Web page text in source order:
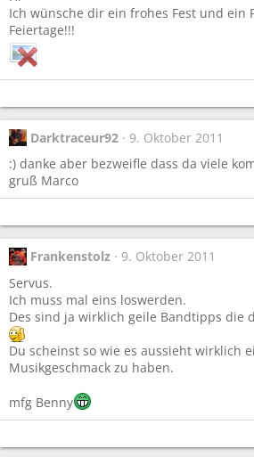
Ich wünsche dir ein frohes Fest und ein
Feiertage!!!
Darktraceur92
9. Oktober 2011
:) danke aber bezweifle dass da viele
gruß Marco
Frankenstolz
9. Oktober 2011
Servus.
Ich muss mal eins loswerden.
Des sind ja wirklich geile Bandtipps die
Du scheinst so wie es aussieht wirklich
Musikgeschmack zu haben.
mfg Benny